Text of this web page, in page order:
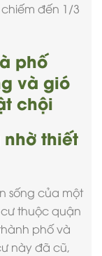
đến 1/3
phố
và gió
chội
nhờ thiết
sống của một
thuộc quận
phố và
này đã cũ,